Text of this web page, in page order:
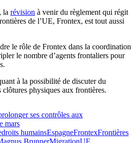
la révision à venir du règlement qui régit
de l’UE, Frontex, est tout aussi
le rôle de Frontex dans la coordination
le nombre d’agents frontaliers pour
à la possibilité de discuter du
clôtures physiques aux frontières.
ses contrôles aux
mars
droits humainsEspagneFrontexFrontières
BrunnerMigrationUE